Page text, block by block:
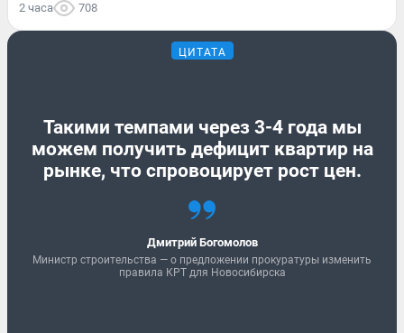
2 часа 708
ЦИТАТА
Такими темпами через 3-4 года мы
можем получить дефицит квартир на
рынке, что спровоцирует рост цен.
Дмитрий Богомолов
Министр строительства — о предложении прокуратуры изменить
правила КРТ для Новосибирска